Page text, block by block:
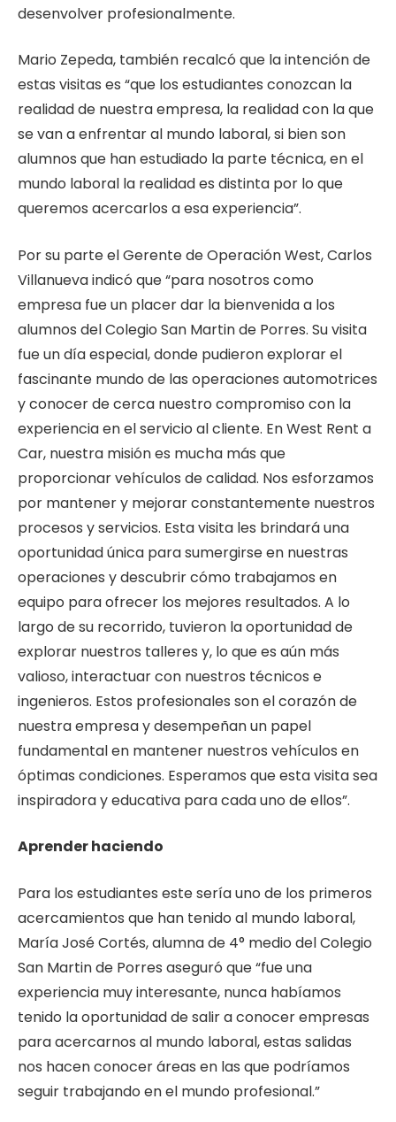
desenvolver profesionalmente.
Mario Zepeda, también recalcó que la intención de
estas visitas es “que los estudiantes conozcan la
realidad de nuestra empresa, la realidad con la que
se van a enfrentar al mundo laboral, si bien son
alumnos que han estudiado la parte técnica, en el
mundo laboral la realidad es distinta por lo que
queremos acercarlos a esa experiencia”.
Por su parte el Gerente de Operación West, Carlos
Villanueva indicó que “para nosotros como
empresa fue un placer dar la bienvenida a los
alumnos del Colegio San Martin de Porres. Su visita
fue un día especial, donde pudieron explorar el
fascinante mundo de las operaciones automotrices
y conocer de cerca nuestro compromiso con la
experiencia en el servicio al cliente. En West Rent a
Car, nuestra misión es mucha más que
proporcionar vehículos de calidad. Nos esforzamos
por mantener y mejorar constantemente nuestros
procesos y servicios. Esta visita les brindará una
oportunidad única para sumergirse en nuestras
operaciones y descubrir cómo trabajamos en
equipo para ofrecer los mejores resultados. A lo
largo de su recorrido, tuvieron la oportunidad de
explorar nuestros talleres y, lo que es aún más
valioso, interactuar con nuestros técnicos e
ingenieros. Estos profesionales son el corazón de
nuestra empresa y desempeñan un papel
fundamental en mantener nuestros vehículos en
óptimas condiciones. Esperamos que esta visita sea
inspiradora y educativa para cada uno de ellos”.
Aprender haciendo
Para los estudiantes este sería uno de los primeros
acercamientos que han tenido al mundo laboral,
María José Cortés, alumna de 4° medio del Colegio
San Martin de Porres aseguró que “fue una
experiencia muy interesante, nunca habíamos
tenido la oportunidad de salir a conocer empresas
para acercarnos al mundo laboral, estas salidas
nos hacen conocer áreas en las que podríamos
seguir trabajando en el mundo profesional.”